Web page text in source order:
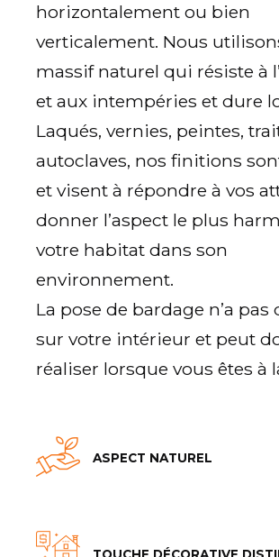
horizontalement ou bien
verticalement. Nous
massif naturel qui résiste à
et aux intempéries et dure
Laqués, vernies, peintes,
autoclaves, nos finitions
et visent à répondre à vos
donner l’aspect le plus
votre habitat dans son
environnement.
La pose de bardage n’a pas
sur votre intérieur et peut
réaliser lorsque vous êtes à
ASPECT NATUREL